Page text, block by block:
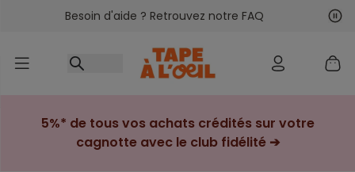
Accéder au contenu
Besoin d'aide ? Retrouvez notre FAQ
5%* de tous vos achats crédités sur votre
cagnotte avec le club fidélité ➔